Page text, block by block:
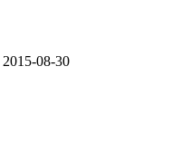
2015-08-30